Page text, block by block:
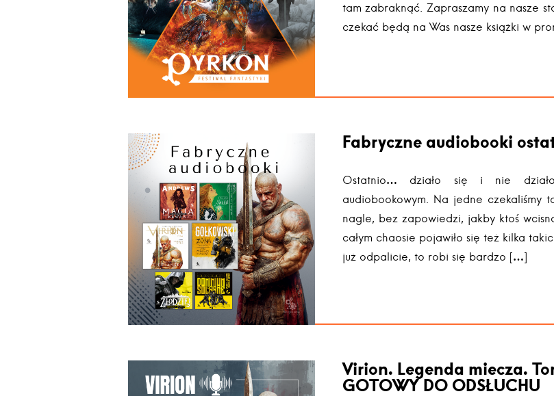
tam zabraknąć. Zapraszamy na nasze
czekać będą na Was nasze książki w
Fabryczne audiobooki
Ostatnio… działo się i nie
audiobookowym. Na jedne czekaliśmy
nagle, bez zapowiedzi, jakby ktoś
całym chaosie pojawiło się też kilka
już odpalicie, to robi się bardzo […]
Virion. Legenda miecza.
GOTOWY DO ODSŁUCHU